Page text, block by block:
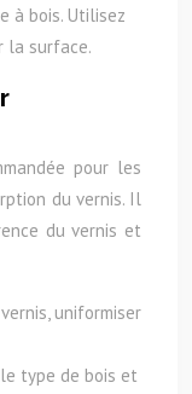
à bois. Utilisez
la surface.
pour les
du vernis. Il
du vernis et
uniformiser
type de bois et